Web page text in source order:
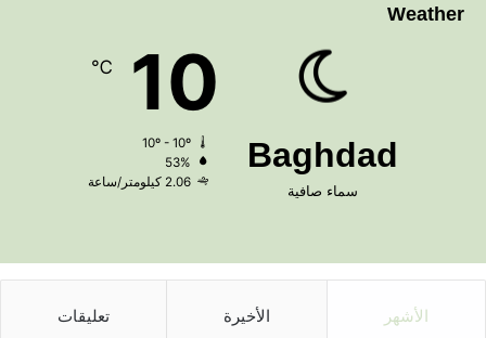
Weather
Baghdad
سماء صافية
10
℃
53%
2.06 كيلومتر/ساعة
الأشهر الأخيرة تعليقات